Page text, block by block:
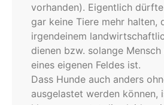
vorhanden). Eigentlich
gar keine Tiere mehr halten,
irgendeinem
dienen bzw. solange
eines eigenen Feldes ist.
Dass Hunde auch anders
ausgelastet werden können,